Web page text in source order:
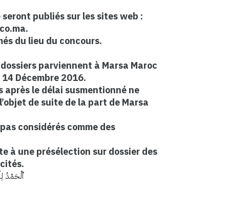
publiés sur les sites web :
du lieu du concours.
parviennent à Marsa Maroc
Décembre 2016.
le délai susmentionné ne
de suite de la part de Marsa
considérés comme des
à une présélection sur dossier des
ٱلْحَمْدُ